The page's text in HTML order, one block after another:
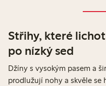
Střihy, které
po nízký sed
Džíny s vysokým pasem a
prodlužují nohy a skvěle se